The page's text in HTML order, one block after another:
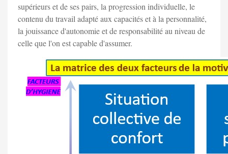
supérieurs et de ses pairs, la progression individuelle, le
contenu du travail adapté aux capacités et à la personnalité,
la jouissance d'autonomie et de responsabilité au niveau de
celle que l'on est capable d'assumer.